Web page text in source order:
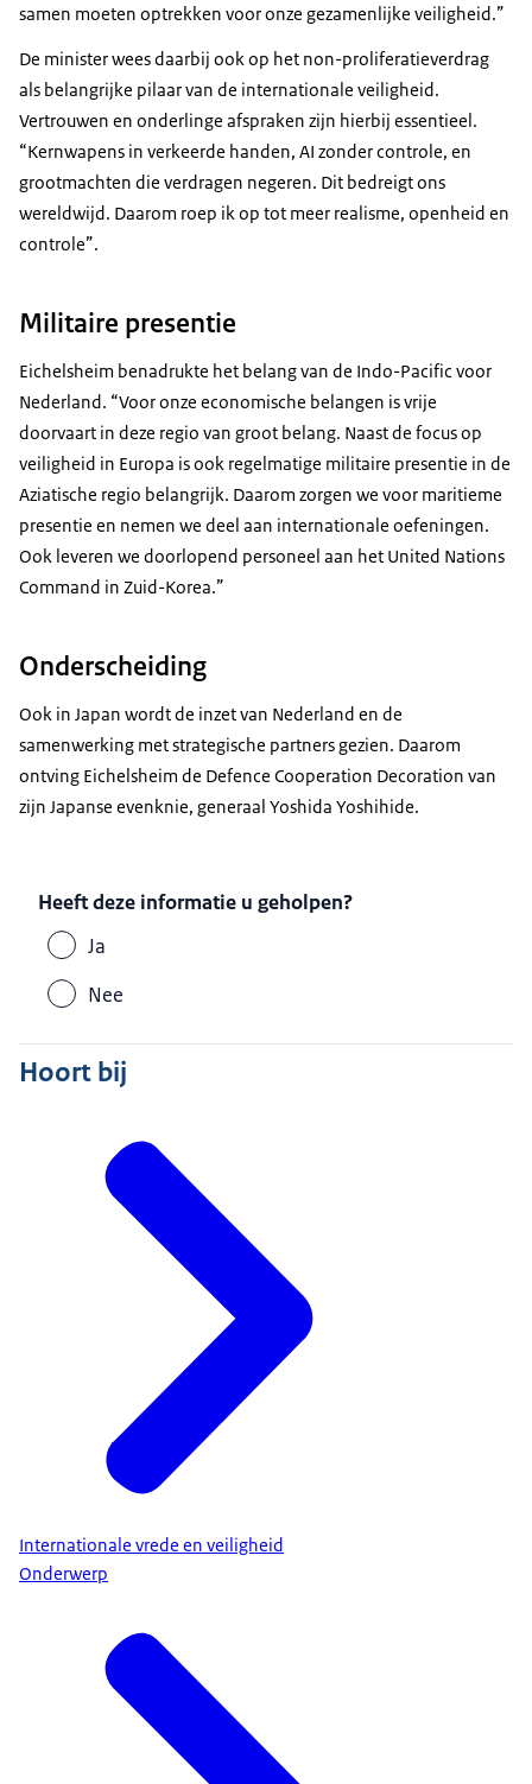
samen moeten optrekken voor onze gezamenlijke veiligheid.”
De minister wees daarbij ook op het non-proliferatieverdrag
als belangrijke pilaar van de internationale veiligheid.
Vertrouwen en onderlinge afspraken zijn hierbij essentieel.
“Kernwapens in verkeerde handen, AI zonder controle, en
grootmachten die verdragen negeren. Dit bedreigt ons
wereldwijd. Daarom roep ik op tot meer realisme, openheid en
controle”.
Militaire presentie
Eichelsheim benadrukte het belang van de Indo-Pacific voor
Nederland. “Voor onze economische belangen is vrije
doorvaart in deze regio van groot belang. Naast de focus op
veiligheid in Europa is ook regelmatige militaire presentie in de
Aziatische regio belangrijk. Daarom zorgen we voor maritieme
presentie en nemen we deel aan internationale oefeningen.
Ook leveren we doorlopend personeel aan het United Nations
Command in Zuid-Korea.”
Onderscheiding
Ook in Japan wordt de inzet van Nederland en de
samenwerking met strategische partners gezien. Daarom
ontving Eichelsheim de Defence Cooperation Decoration van
zijn Japanse evenknie, generaal Yoshida Yoshihide.
Heeft deze informatie u geholpen?
Ja
Nee
Hoort bij
Internationale vrede en veiligheid
Onderwerp